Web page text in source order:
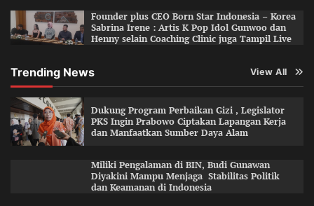
Founder plus CEO Born Star Indonesia – Korea
Sabrina Irene : Artis K Pop Idol Gunwoo dan
Henny selain Coaching Clinic juga Tampil Live
Trending News View All
Dukung Program Perbaikan Gizi , Legislator
PKS Ingin Prabowo Ciptakan Lapangan Kerja
dan Manfaatkan Sumber Daya Alam
Miliki Pengalaman di BIN, Budi Gunawan
Diyakini Mampu Menjaga Stabilitas Politik
dan Keamanan di Indonesia